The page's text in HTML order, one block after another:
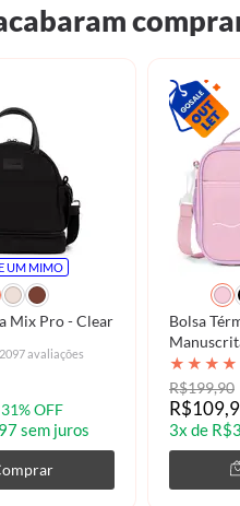
UM MIMO
Mix Pro - Clear
2097 avaliações
31% OFF
sem juros
Bolsa
★ ★ ★ ★
R$199,90
3x de